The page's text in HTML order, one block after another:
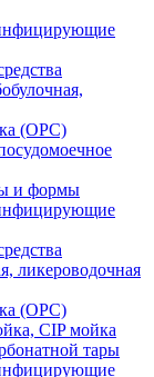
(ОРС)
и формы
ликероводочная
(ОРС)
CIP мойка
тары